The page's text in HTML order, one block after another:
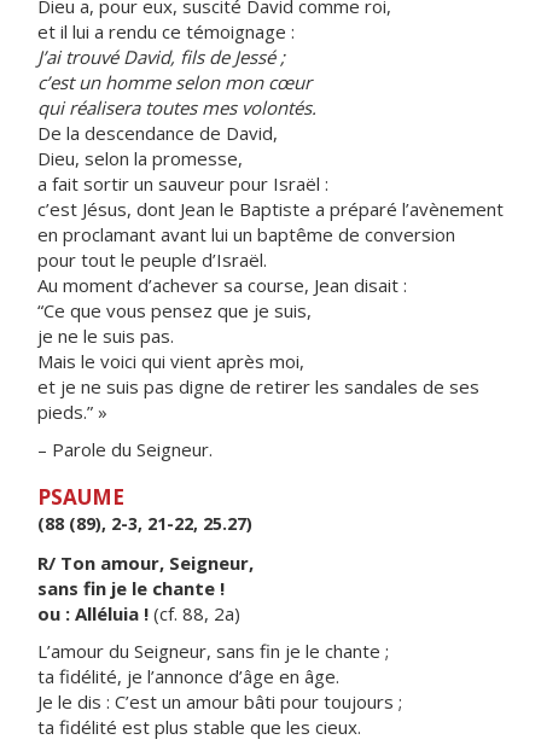
Dieu a, pour eux, suscité David comme roi,
et il lui a rendu ce témoignage :
J’ai trouvé David, fils de Jessé ;
c’est un homme selon mon cœur
qui réalisera toutes mes volontés.
De la descendance de David,
Dieu, selon la promesse,
a fait sortir un sauveur pour Israël :
c’est Jésus, dont Jean le Baptiste a préparé l’avènement
en proclamant avant lui un baptême de conversion
pour tout le peuple d’Israël.
Au moment d’achever sa course, Jean disait :
“Ce que vous pensez que je suis,
je ne le suis pas.
Mais le voici qui vient après moi,
et je ne suis pas digne de retirer les sandales de ses
pieds.” »
– Parole du Seigneur.
PSAUME
(88 (89), 2-3, 21-22, 25.27)
R/ Ton amour, Seigneur,
sans fin je le chante !
ou : Alléluia ! (cf. 88, 2a)
L’amour du Seigneur, sans fin je le chante ;
ta fidélité, je l’annonce d’âge en âge.
Je le dis : C’est un amour bâti pour toujours ;
ta fidélité est plus stable que les cieux.